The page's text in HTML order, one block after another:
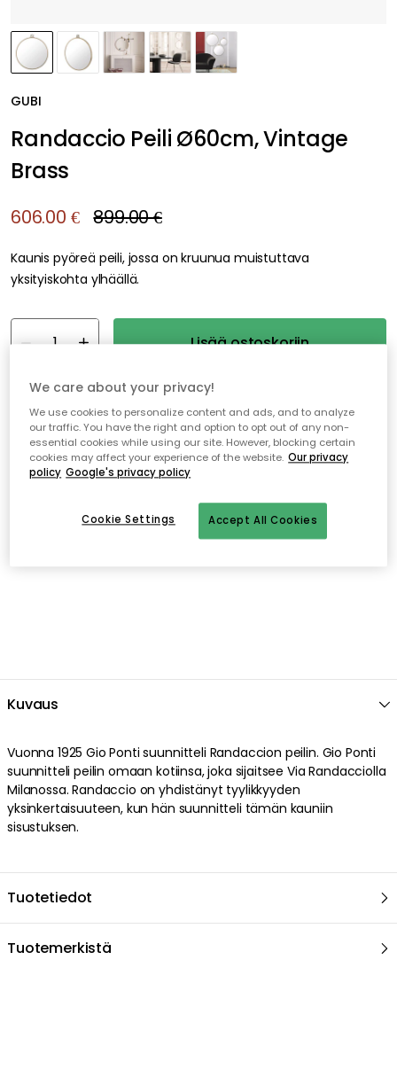
GUBI
Randaccio Peili Ø60cm, Vintage
Brass
606.00 € 899.00 €
Kaunis pyöreä peili, jossa on kruunua muistuttava
yksityiskohta ylhäällä.
Lisää ostoskoriin
Ilmainen toimitus Toimitusaika: 2-3 viikkoa
Ilmainen toimitus yli 79 €*
Nopeat ja joustavat toimitukset
Avoin palautusoikeus 30 päivän ajan
Kuvaus
Vuonna 1925 Gio Ponti suunnitteli Randaccion peilin. Gio Ponti
suunnitteli peilin omaan kotiinsa, joka sijaitsee Via Randacciolla
Milanossa. Randaccio on yhdistänyt tyylikkyyden
yksinkertaisuuteen, kun hän suunnitteli tämän kauniin
sisustuksen.
Tuotetiedot
Tuotemerkistä
We care about your privacy!
We use cookies to personalize content and ads, and to analyze
our traffic. You have the right and option to opt out of any non-
essential cookies while using our site. However, blocking certain
cookies may affect your experience of the website. Our privacy
policy Google's privacy policy
Accept All Cookies
Cookie Settings